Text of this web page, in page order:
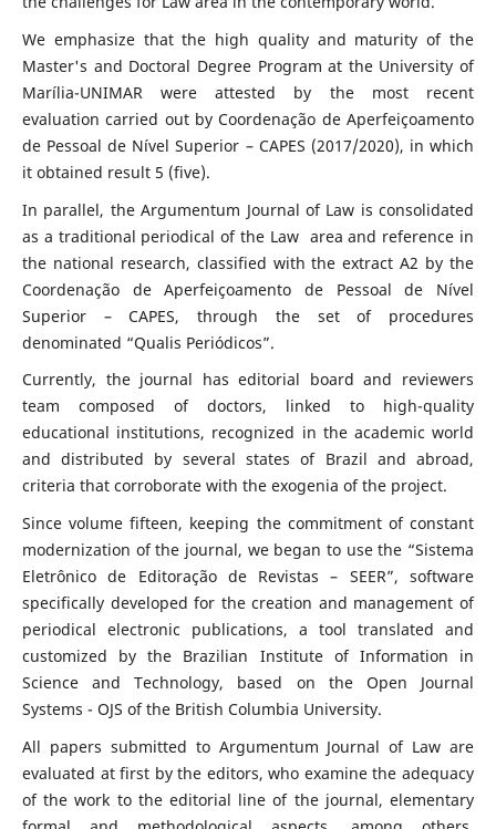
We emphasize that the high quality and maturity of the
Master's and Doctoral Degree Program at the University of
Marília-UNIMAR were attested by the most recent
evaluation carried out by Coordenação de Aperfeiçoamento
de Pessoal de Nível Superior – CAPES (2017/2020), in which
it obtained result 5 (five).
In parallel, the Argumentum Journal of Law is consolidated
as a traditional periodical of the Law area and reference in
the national research, classified with the extract A2 by the
Coordenação de Aperfeiçoamento de Pessoal de Nível
Superior – CAPES, through the set of procedures
denominated “Qualis Periódicos”.
Currently, the journal has editorial board and reviewers
team composed of doctors, linked to high-quality
educational institutions, recognized in the academic world
and distributed by several states of Brazil and abroad,
criteria that corroborate with the exogenia of the project.
Since volume fifteen, keeping the commitment of constant
modernization of the journal, we began to use the “Sistema
Eletrônico de Editoração de Revistas – SEER”, software
specifically developed for the creation and management of
periodical electronic publications, a tool translated and
customized by the Brazilian Institute of Information in
Science and Technology, based on the Open Journal
Systems - OJS of the British Columbia University.
All papers submitted to Argumentum Journal of Law are
evaluated at first by the editors, who examine the adequacy
of the work to the editorial line of the journal, elementary